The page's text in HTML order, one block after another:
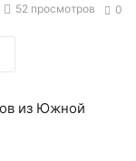
0
52 просмотров
из Южной